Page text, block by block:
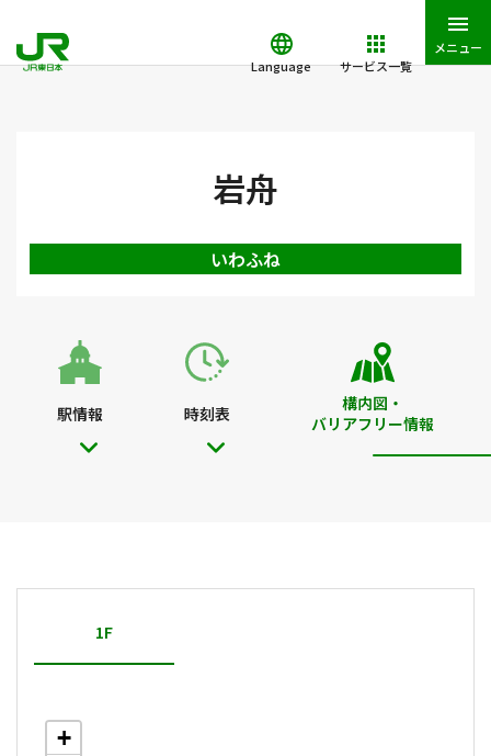
Language サービス一覧
メニュー
岩舟
いわふね
駅情報 時刻表
構内図・
バリアフリー情報
1F
+